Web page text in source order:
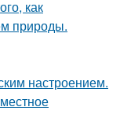
как
природы.
настроением.